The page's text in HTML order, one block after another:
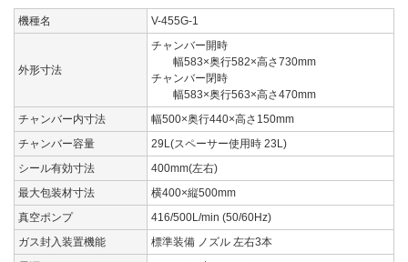
機種名 V-455G-1
外形寸法
チャンバー開時
幅583×奥行582×高さ730mm
チャンバー閉時
幅583×奥行563×高さ470mm
チャンバー内寸法
幅500×奥行440×高さ150mm
チャンバー容量
29L(スペーサー使用時 23L)
シール有効寸法
400mm(左右)
最大包装材寸法
横400×縦500mm
真空ポンプ
416/500L/min (50/60Hz)
ガス封入装置機能
標準装備 ノズル 左右3本